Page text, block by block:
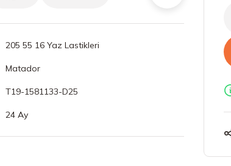
205 55 16 Yaz Lastikleri
Matador
T19-1581133-D25
24 Ay